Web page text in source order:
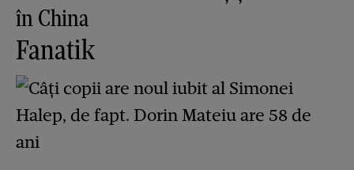
în China
Fanatik